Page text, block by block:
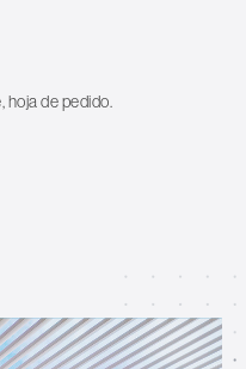
hoja de pedido.